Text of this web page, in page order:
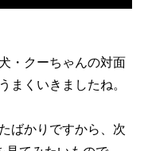
・クーちゃんの対面
まくいきましたね。
ばかりですから、次